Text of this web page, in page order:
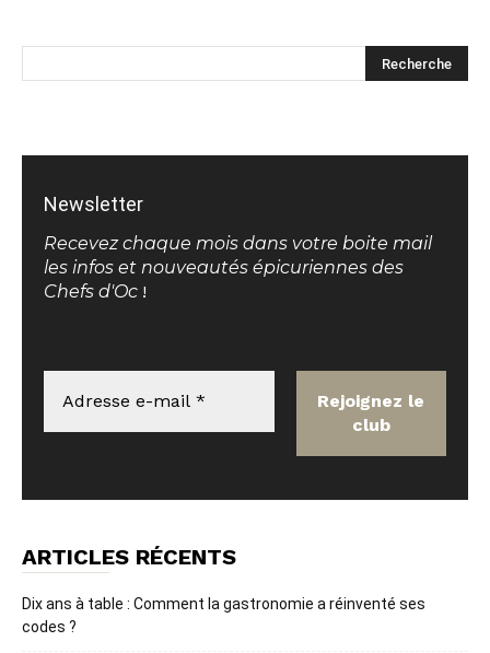
Newsletter
Recevez chaque mois dans votre boite mail
les infos et nouveautés épicuriennes des
Chefs d'Oc !
ARTICLES RÉCENTS
Dix ans à table : Comment la gastronomie a réinventé ses
codes ?